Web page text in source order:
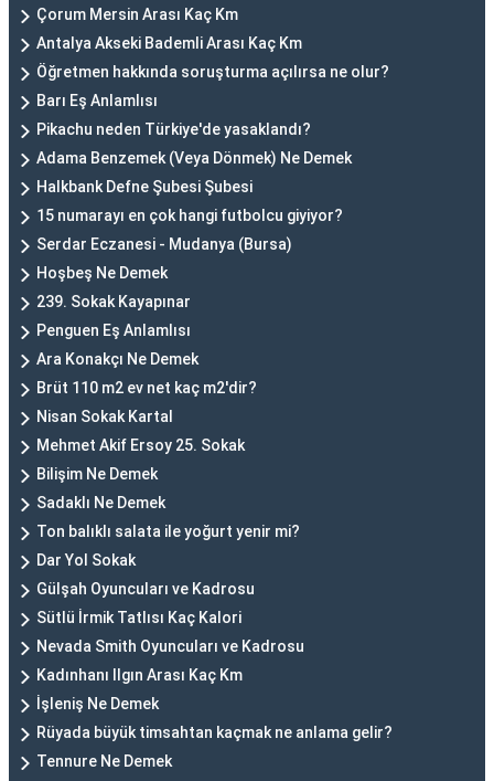
Çorum Mersin Arası Kaç Km
Antalya Akseki Bademli Arası Kaç Km
Öğretmen hakkında soruşturma açılırsa ne olur?
Barı Eş Anlamlısı
Pikachu neden Türkiye'de yasaklandı?
Adama Benzemek (Veya Dönmek) Ne Demek
Halkbank Defne Şubesi Şubesi
15 numarayı en çok hangi futbolcu giyiyor?
Serdar Eczanesi - Mudanya (Bursa)
Hoşbeş Ne Demek
239. Sokak Kayapınar
Penguen Eş Anlamlısı
Ara Konakçı Ne Demek
Brüt 110 m2 ev net kaç m2'dir?
Nisan Sokak Kartal
Mehmet Akif Ersoy 25. Sokak
Bilişim Ne Demek
Sadaklı Ne Demek
Ton balıklı salata ile yoğurt yenir mi?
Dar Yol Sokak
Gülşah Oyuncuları ve Kadrosu
Sütlü İrmik Tatlısı Kaç Kalori
Nevada Smith Oyuncuları ve Kadrosu
Kadınhanı Ilgın Arası Kaç Km
İşleniş Ne Demek
Rüyada büyük timsahtan kaçmak ne anlama gelir?
Tennure Ne Demek